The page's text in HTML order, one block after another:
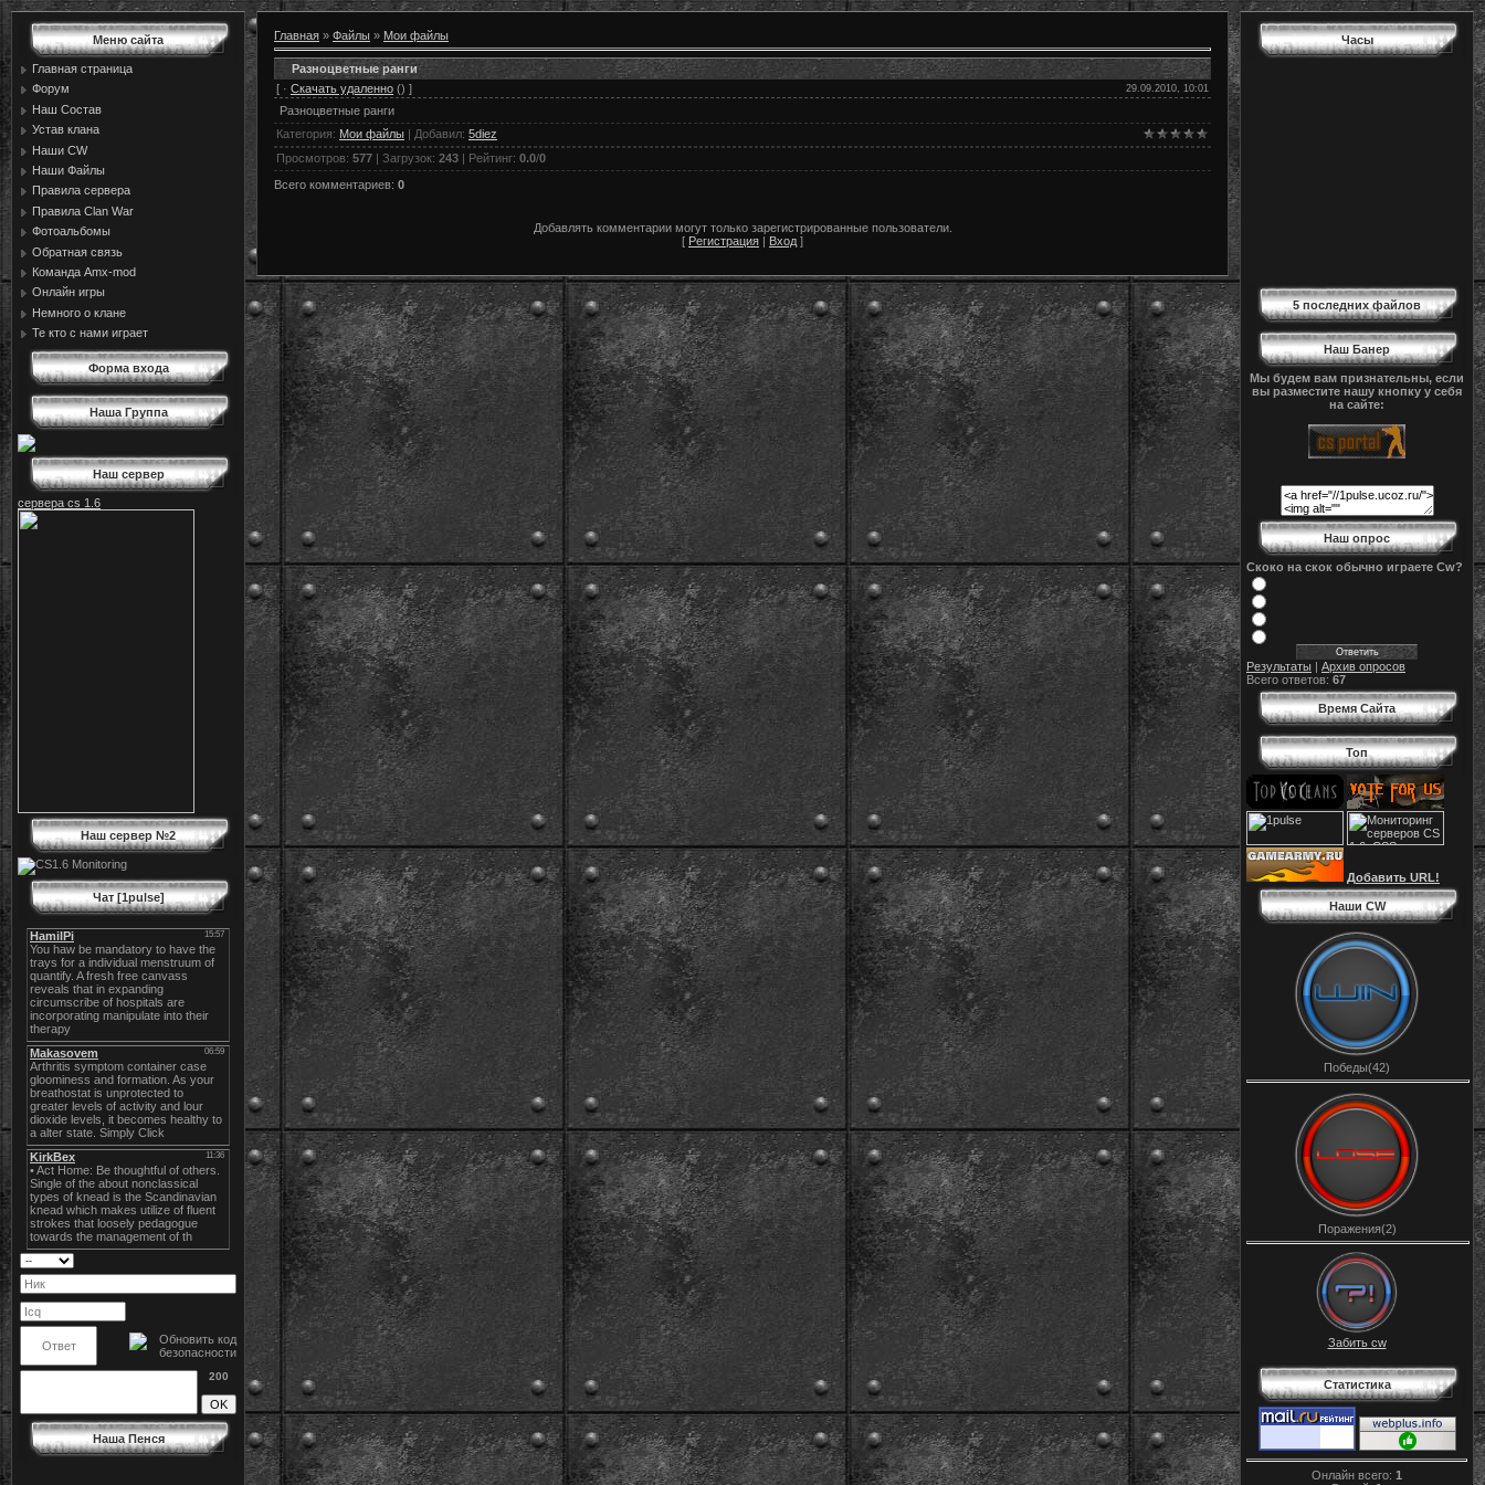
Меню сайта
Главная страница
Форум
Наш Состав
Устав клана
Наши CW
Наши Файлы
Правила сервера
Правила Сlan War
Фотоальбомы
Обратная связь
Команда Amx-mod
Онлайн игры
Немного о клане
Те кто с нами играет
Форма входа
Наша Группа
Наш сервер
сервера cs 1.6
Наш сервер №2
Чат [1pulse]
200
Наша Пенся
Главная » Файлы » Мои файлы
Разноцветные ранги
[ · Скачать удаленно () ] 29.09.2010, 10:01
Разноцветные ранги
Категория: Мои файлы | Добавил: 5diez
Просмотров: 577 | Загрузок: 243 | Рейтинг: 0.0/0
Всего комментариев: 0
Добавлять комментарии могут только зарегистрированные пользователи.
[ Регистрация | Вход ]
Часы
5 последних файлов
Наш Банер
Мы будем вам признательны, если
вы разместите нашу кнопку у себя
на сайте:
Наш опрос
Скоко на скок обычно играете Cw?
Результаты | Архив опросов
Всего ответов: 67
Время Сайта
Топ
Добавить URL!
Наши CW
Победы(42)
Поражения(2)
Забить cw
Статистика
Онлайн всего: 1